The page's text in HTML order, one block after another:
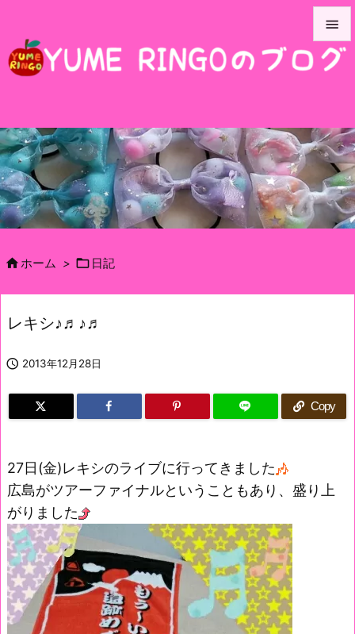



前へ

次へ

ホーム >  日記
レキシ♪♬♪♬
 2013年12月28日
Copy
27日(金)レキシのライブに行ってきました
広島がツアーファイナルということもあり、盛り上
がりました